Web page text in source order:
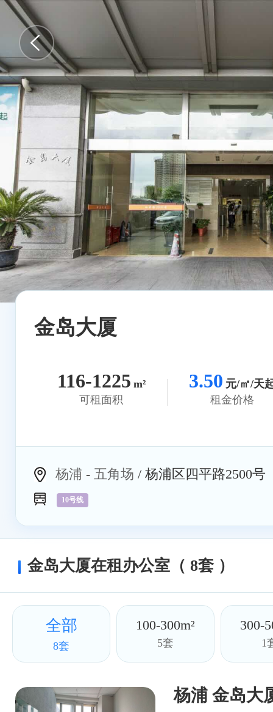
金岛大厦
116-1225 m²
可租面积
3.50 元/㎡/天
租金价格
杨浦 - 五角场 / 杨浦区四平路2500号
10号线
金岛大厦在租办公室（ 8套 ）
全部
8套
100-300m²
5套
300-
1
杨浦 金岛大